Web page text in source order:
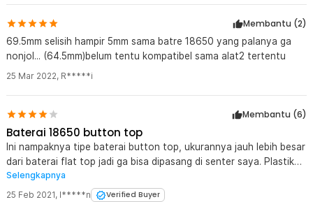
Membantu (2)
69.5mm selisih hampir 5mm sama batre 18650 yang palanya ga
nonjol... (64.5mm)belum tentu kompatibel sama alat2 tertentu
25 Mar 2022, R*****i
Membantu (6)
Baterai 18650 button top
Ini nampaknya tipe baterai button top, ukurannya jauh lebih besar
dari baterai flat top jadi ga bisa dipasang di senter saya. Plastik
transparannya mirip bungkus kemasan jadi jangan pernah disobek
seperti yang saya lakukan wkwk.
Selengkapnya
25 Feb 2021, I*****n Verified Buyer